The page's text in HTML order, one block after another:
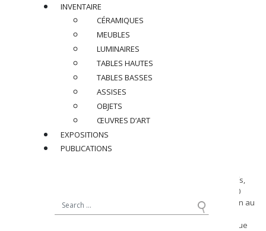
LOUIS SÜE (1875-1968)
& ANDRÉ MARE (1885-1932)
Pot balustre couvert n° 4001, circa 1920
En céramique émaillée noire à décor de panier fleuri sur le
H 11.2 x ø 8.7 in.
Xe Salon des Artistes Décorateurs, Musée des Arts Décoratifs,
Pavillon de Marsan, Palais du Louvre, Paris, du 18 mars au 30
avril 1919, modèle similaireexposé lors de cette manifestation au
sein de la présentation des
« Meubles en série » de Sue et Mare (numéro 167 du catalogue
INVENTAIRE
CÉRAMIQUES
MEUBLES
LUMINAIRES
TABLES HAUTES
TABLES BASSES
ASSISES
OBJETS
ŒUVRES D’ART
EXPOSITIONS
PUBLICATIONS